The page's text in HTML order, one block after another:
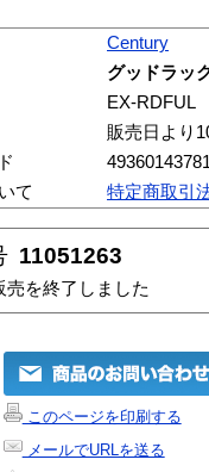
Century
グッドラッ
EX-RDFUL
販売日より
て
特定商取引
11051263
売を終了しました
このページを印刷する
メールでURLを送る